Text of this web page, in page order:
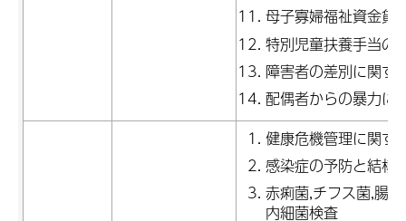
母子寡婦福祉資金貸
特別児童扶養手当の
障害者の差別に関す
配偶者からの暴力に
健康危機管理に関す
感染症の予防と結核
赤痢菌,チフス菌,腸
内細菌検査